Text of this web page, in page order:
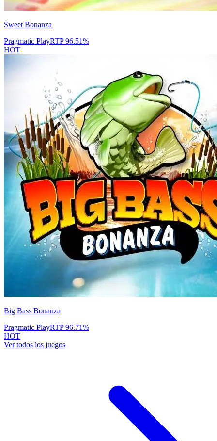
Sweet Bonanza
Pragmatic PlayRTP96.51%
HOT
Big Bass Bonanza
Pragmatic PlayRTP96.71%
HOT
Ver todos los juegos